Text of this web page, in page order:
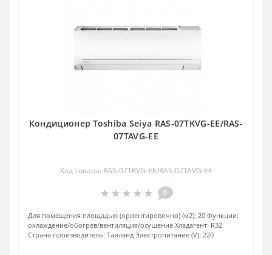
Кондиционер Toshiba Seiya RAS-07TKVG-EE/RAS-
07TAVG-EE
Код товара: RAS-07TKVG-EE/RAS-07TAVG-EE
0
Для помещения площадью (ориентировочно) (м2): 20 Функции:
охлаждение/обогрев/вентиляция/осушение Хладагент: R32
Страна производитель: Таиланд Электропитание (V): 220